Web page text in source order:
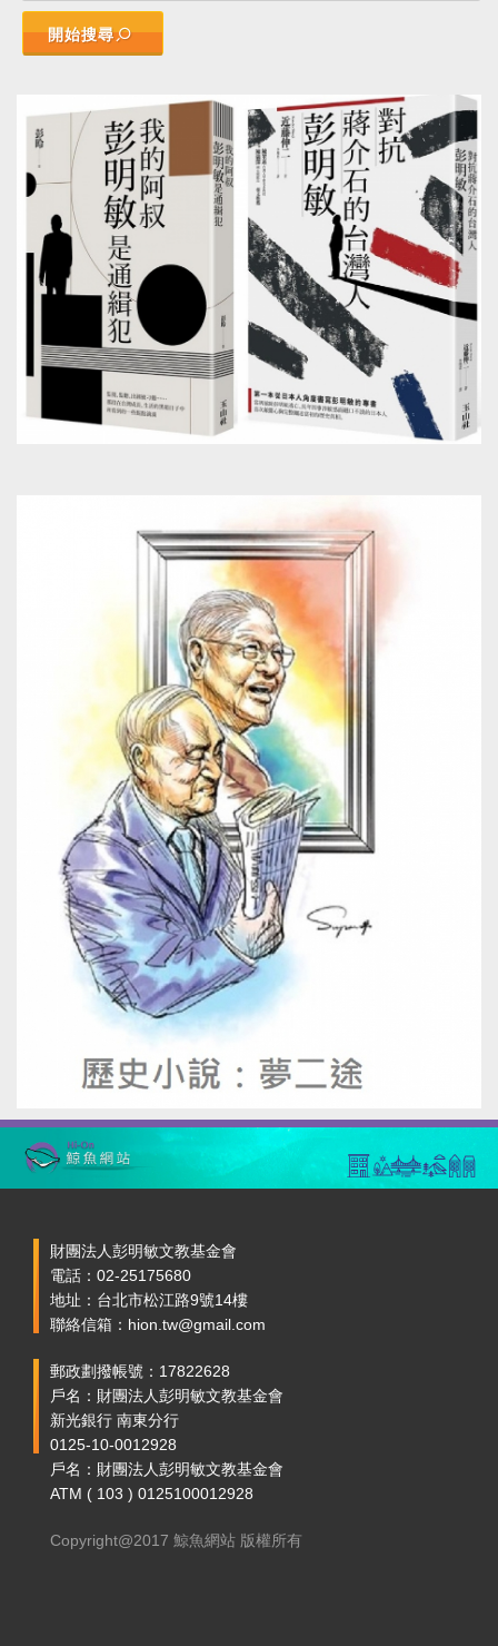
開始搜尋
財團法人彭明敏文教基金會
電話：02-25175680
地址：台北市松江路9號14樓
聯絡信箱：hion.tw@gmail.com
郵政劃撥帳號：17822628
戶名：財團法人彭明敏文教基金會
新光銀行 南東分行
0125-10-0012928
戶名：財團法人彭明敏文教基金會
ATM ( 103 ) 0125100012928
Copyright@2017 鯨魚網站 版權所有